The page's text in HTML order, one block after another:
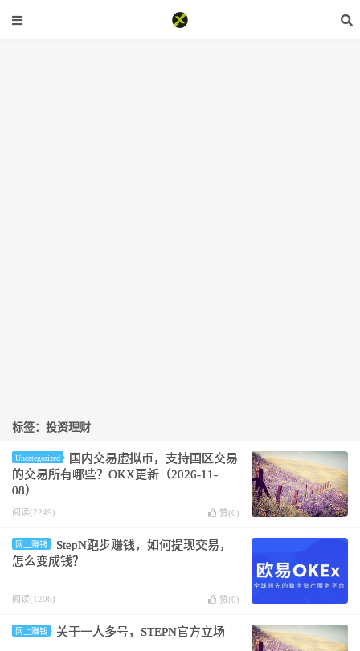
标签：投资理财
Uncategorized
国内交易虚拟币，支持国区交易
的交易所有哪些？OKX更新（2026-11-
08）
阅读(2249) 赞(0)
网上赚钱
StepN跑步赚钱，如何提现交易，
怎么变成钱？
阅读(1206) 赞(0)
网上赚钱 关于一人多号，STEPN官方立场